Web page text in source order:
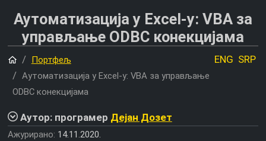
Аутоматизација у Excel-у: VBA за
управљање ODBC конекцијама
Почетна
Портфељ
Аутоматизација у Excel-у: VBA за управљање
ODBC конекцијама
ENG SRP
Аутор: програмер Дејан Дозет
Ажурирано: 14.11.2020.